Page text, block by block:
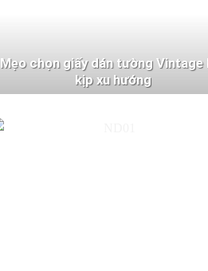
Mẹo chọn giấy dán tường Vintage
kịp xu hướng